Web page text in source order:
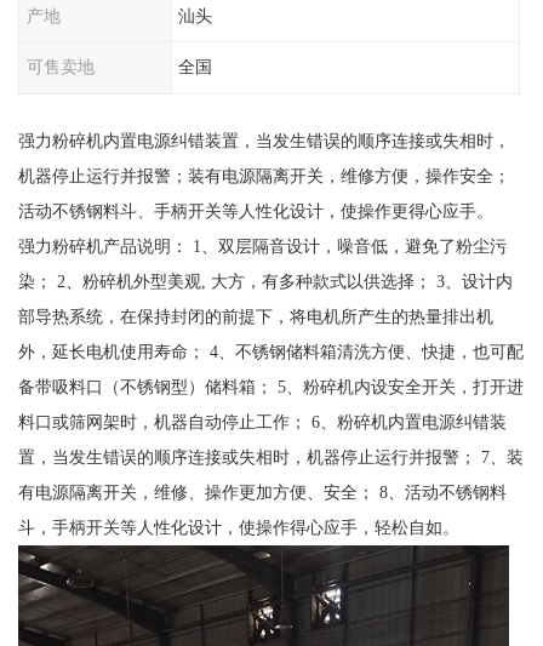
产地 汕头
可售卖地 全国
强力粉碎机内置电源纠错装置，当发生错误的顺序连接或失相时，
机器停止运行并报警；装有电源隔离开关，维修方便，操作安全；
活动不锈钢料斗、手柄开关等人性化设计，使操作更得心应手。
强力粉碎机产品说明： 1、双层隔音设计，噪音低，避免了粉尘污
染； 2、粉碎机外型美观, 大方，有多种款式以供选择； 3、设计内
部导热系统，在保持封闭的前提下，将电机所产生的热量排出机
外，延长电机使用寿命； 4、不锈钢储料箱清洗方便、快捷，也可配
备带吸料口（不锈钢型）储料箱； 5、粉碎机内设安全开关，打开进
料口或筛网架时，机器自动停止工作； 6、粉碎机内置电源纠错装
置，当发生错误的顺序连接或失相时，机器停止运行并报警； 7、装
有电源隔离开关，维修、操作更加方便、安全； 8、活动不锈钢料
斗，手柄开关等人性化设计，使操作得心应手，轻松自如。